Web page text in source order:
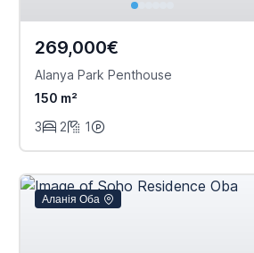
269,000€
Alanya Park Penthouse
150 m²
3
2 1
Аланія Оба